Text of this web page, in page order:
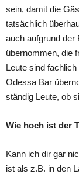
sein, damit die
tatsächlich
auch aufgrund der
übernommen, die
Leute sind
Odessa Bar
ständig Leute, ob
Wie hoch ist der
Kann ich dir gar
ist als z.B. in den